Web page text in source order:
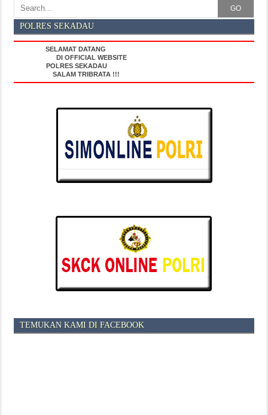
GO
POLRES SEKADAU
SELAMAT DATANG
DI OFFICIAL WEBSITE
POLRES SEKADAU
SALAM TRIBRATA !!!
TEMUKAN KAMI DI FACEBOOK